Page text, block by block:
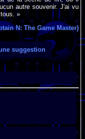
autre souvenir. J'ai vu
»
N: The Game Master)
suggestion